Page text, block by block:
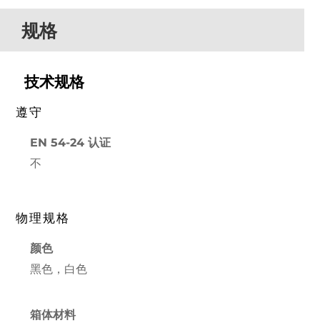
规格
技术规格
遵守
EN 54-24 认证
不
物理规格
颜色
黑色，白色
箱体材料